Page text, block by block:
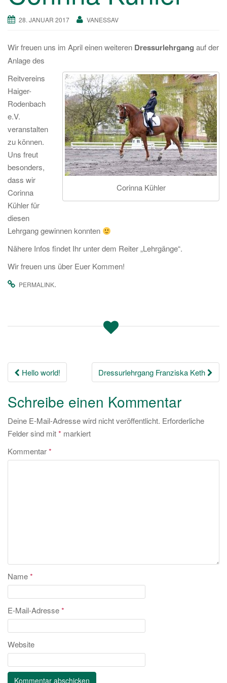
g
t
i
o
n
28. JANUAR 2017 VANESSAV
Wir freuen uns im April einen weiteren Dressurlehrgang auf der
Anlage des
Corinna Kühler
Reitvereins
Haiger-
Rodenbach
e.V.
veranstalten
zu können.
Uns freut
besonders,
dass wir
Corinna
Kühler für
diesen
Lehrgang gewinnen konnten
Nähere Infos findet Ihr unter dem Reiter „Lehrgänge“.
Wir freuen uns über Euer Kommen!
PERMALINK.
Beitrags-
Navigation
Hello world! Dressurlehrgang Franziska Keth
Schreibe einen Kommentar
Deine E-Mail-Adresse wird nicht veröffentlicht. Erforderliche
Felder sind mit* markiert
Kommentar*
Name*
E-Mail-Adresse*
Website